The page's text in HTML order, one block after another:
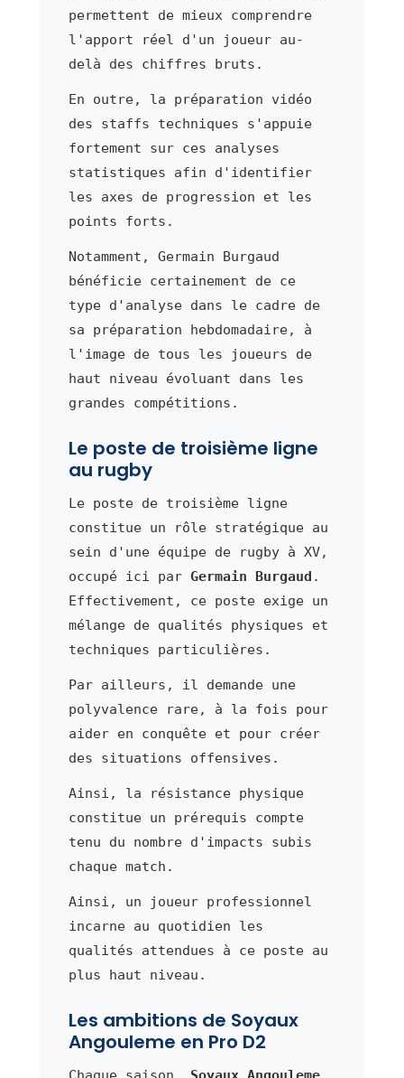
permettent de mieux comprendre
l'apport réel d'un joueur au-
delà des chiffres bruts.
En outre, la préparation vidéo
des staffs techniques s'appuie
fortement sur ces analyses
statistiques afin d'identifier
les axes de progression et les
points forts.
Notamment, Germain Burgaud
bénéficie certainement de ce
type d'analyse dans le cadre de
sa préparation hebdomadaire, à
l'image de tous les joueurs de
haut niveau évoluant dans les
grandes compétitions.
Le poste de troisième ligne
au rugby
Le poste de troisième ligne
constitue un rôle stratégique au
sein d'une équipe de rugby à XV,
occupé ici par Germain Burgaud .
Effectivement, ce poste exige un
mélange de qualités physiques et
techniques particulières.
Par ailleurs, il demande une
polyvalence rare, à la fois pour
aider en conquête et pour créer
des situations offensives.
Ainsi, la résistance physique
constitue un prérequis compte
tenu du nombre d'impacts subis
chaque match.
Ainsi, un joueur professionnel
incarne au quotidien les
qualités attendues à ce poste au
plus haut niveau.
Les ambitions de Soyaux
Angouleme en Pro D2